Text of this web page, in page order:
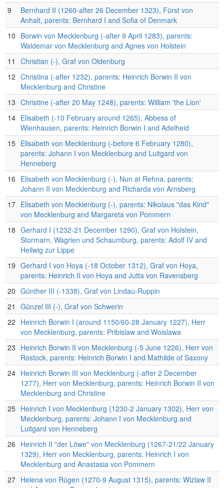
9
Bernhard II (1260-after 26 December 1323), Fürst von
Anhalt, parents: Bernhard I and Sofia of Denmark
10 Borwin von Mecklenburg (-after 9 April 1283), parents:
Waldemar von Mecklenburg and Agnes von Holstein
11
Christian (-), Graf von Oldenburg
12 Christina (-after 1232), parents: Heinrich Borwin II von
Mecklenburg and Christine
13 Christine (-after 20 May 1248), parents: William 'the Lion'
14 Elisabeth (-10 February around 1265), Abbess of
Wienhausen, parents: Heinrich Borwin I and Adelheid
15 Elisabeth von Mecklenburg (-before 6 February 1280),
parents: Johann I von Mecklenburg and Luitgard von
Henneberg
16 Elisabeth von Mecklenburg (-), Nun at Rehna, parents:
Johann II von Mecklenburg and Richarda von Arnsberg
17 Elisabeth von Mecklenburg (-), parents: Nikolaus "das Kind"
von Mecklenburg and Margareta von Pommern
18 Gerhard I (1232-21 December 1290), Graf von Holstein,
Stormarn, Wagrien und Schaumburg, parents: Adolf IV and
Heilwig zur Lippe
19 Gerhard I von Hoya (-18 October 1312), Graf von Hoya,
parents: Heinrich II von Hoya and Jutta von Ravensberg
20 Günther III (-1338), Graf von Lindau-Ruppin
21
Günzel III (-), Graf von Schwerin
22 Heinrich Borwin I (around 1150/60-28 January 1227), Herr
von Mecklenburg, parents: Pribislaw and Woislawa
23 Heinrich Borwin II von Mecklenburg (-5 June 1226), Herr von
Rostock, parents: Heinrich Borwin I and Mathilde of Saxony
24 Heinrich Borwin III von Mecklenburg (-after 2 December
1277), Herr von Mecklenburg, parents: Heinrich Borwin II von
Mecklenburg and Christine
25 Heinrich I von Mecklenburg (1230-2 January 1302), Herr von
Mecklenburg, parents: Johann I von Mecklenburg and
Luitgard von Henneberg
26 Heinrich II "der Löwe" von Mecklenburg (1267-21/22 January
1329), Herr von Mecklenburg, parents: Heinrich I von
Mecklenburg and Anastasia von Pommern
27 Helena von Rügen (1270-9 August 1315), parents: Wizlaw II